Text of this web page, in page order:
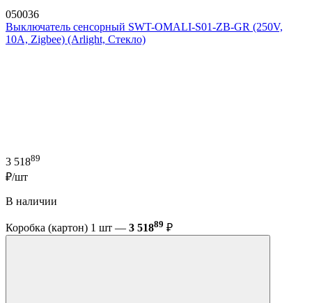
050036
Выключатель сенсорный SWT-OMALI-S01-ZB-GR (250V,
10A, Zigbee) (Arlight, Стекло)
3 51889
₽/шт
В наличии
Коробка (картон) 1 шт — 3 51889 ₽